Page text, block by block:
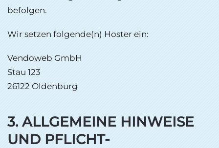
befolgen.
Wir setzen folgende(n) Hoster ein:
Vendoweb GmbH
Stau 123
26122 Oldenburg
3. ALLGEMEINE HINWEISE
UND PFLICHT­